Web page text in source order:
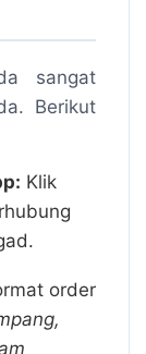
sangat
Berikut
Klik
order